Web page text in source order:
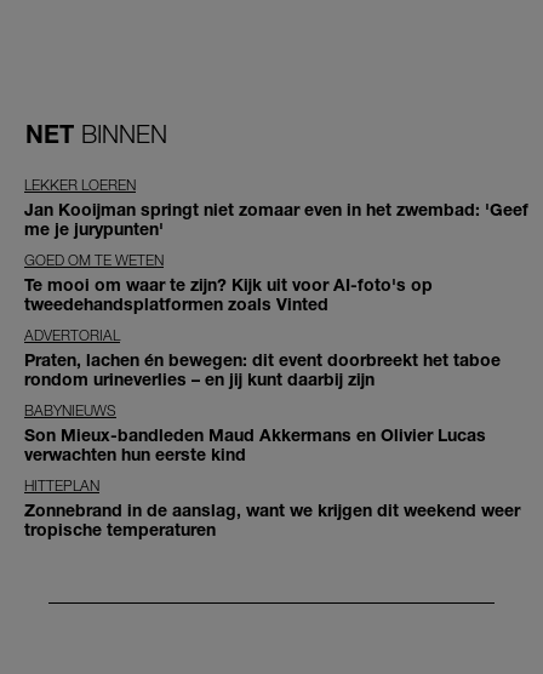
NET BINNEN
LEKKER LOEREN
Jan Kooijman springt niet zomaar even in het zwembad: 'Geef
me je jurypunten'
GOED OM TE WETEN
Te mooi om waar te zijn? Kijk uit voor AI-foto's op
tweedehandsplatformen zoals Vinted
ADVERTORIAL
Praten, lachen én bewegen: dit event doorbreekt het taboe
rondom urineverlies – en jij kunt daarbij zijn
BABYNIEUWS
Son Mieux-bandleden Maud Akkermans en Olivier Lucas
verwachten hun eerste kind
HITTEPLAN
Zonnebrand in de aanslag, want we krijgen dit weekend weer
tropische temperaturen